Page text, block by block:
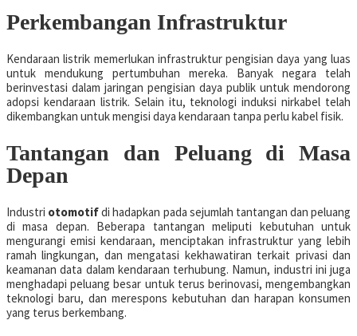
Perkembangan Infrastruktur
Kendaraan listrik memerlukan infrastruktur pengisian daya yang luas
untuk mendukung pertumbuhan mereka. Banyak negara telah
berinvestasi dalam jaringan pengisian daya publik untuk mendorong
adopsi kendaraan listrik. Selain itu, teknologi induksi nirkabel telah
dikembangkan untuk mengisi daya kendaraan tanpa perlu kabel fisik.
Tantangan dan Peluang di Masa
Depan
Industri otomotifdi hadapkan pada sejumlah tantangan dan peluang
di masa depan. Beberapa tantangan meliputi kebutuhan untuk
mengurangi emisi kendaraan, menciptakan infrastruktur yang lebih
ramah lingkungan, dan mengatasi kekhawatiran terkait privasi dan
keamanan data dalam kendaraan terhubung. Namun, industri ini juga
menghadapi peluang besar untuk terus berinovasi, mengembangkan
teknologi baru, dan merespons kebutuhan dan harapan konsumen
yang terus berkembang.